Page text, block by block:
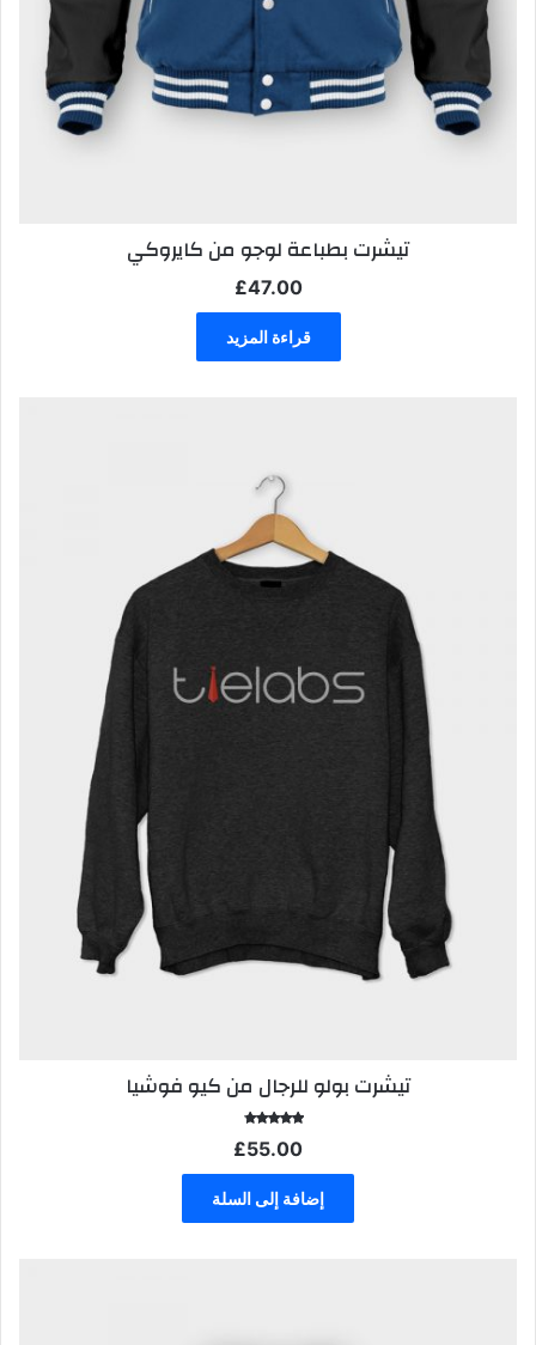
تيشرت بطباعة لوجو من كايروكي
£47.00
قراءة المزيد
تيشرت بولو للرجال من كيو فوشيا
4.00
£55.00
إضافة إلى السلة